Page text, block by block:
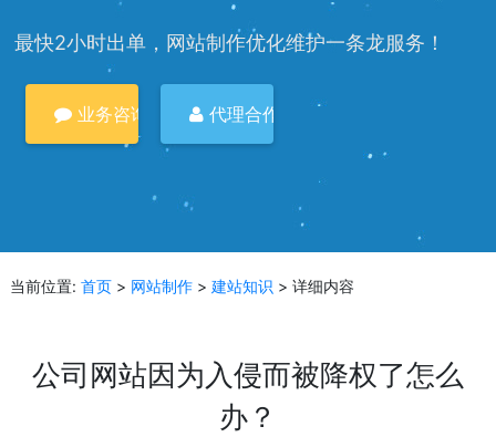
最快2小时出单，网站制作优化维护一条龙服务！
业务咨询 代理合作
当前位置: 首页> 网站制作> 建站知识 > 详细内容
公司网站因为入侵而被降权了怎么
办？